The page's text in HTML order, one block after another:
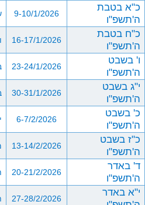
כ"א בטבת
ה'תשפ"ו
9-10/1/2026
כ"ח בטבת
ה'תשפ"ו
16-17/1/2026
ו' בשבט
ה'תשפ"ו
23-24/1/2026
י"ג בשבט
ה'תשפ"ו
30-31/1/2026
כ' בשבט
ה'תשפ"ו
6-7/2/2026
כ"ז בשבט
ה'תשפ"ו
13-14/2/2026
ד' באדר
ה'תשפ"ו
20-21/2/2026
י"א באדר
27-28/2/2026